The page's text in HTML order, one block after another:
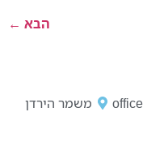
←
משמר הירדן